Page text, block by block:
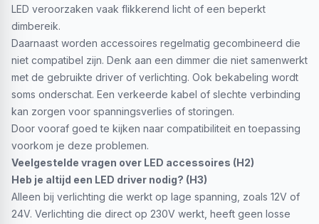
LED veroorzaken vaak flikkerend licht of een beperkt
dimbereik.
Daarnaast worden accessoires regelmatig gecombineerd die
niet compatibel zijn. Denk aan een dimmer die niet samenwerkt
met de gebruikte driver of verlichting. Ook bekabeling wordt
soms onderschat. Een verkeerde kabel of slechte verbinding
kan zorgen voor spanningsverlies of storingen.
Door vooraf goed te kijken naar compatibiliteit en toepassing
voorkom je deze problemen.
Veelgestelde vragen over LED accessoires (H2)
Heb je altijd een LED driver nodig? (H3)
Alleen bij verlichting die werkt op lage spanning, zoals 12V of
24V. Verlichting die direct op 230V werkt, heeft geen losse